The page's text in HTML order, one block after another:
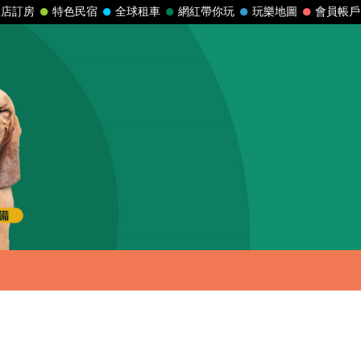
會員帳戶
玩樂地圖
網紅帶你玩
全球租車
特色民宿
訂房